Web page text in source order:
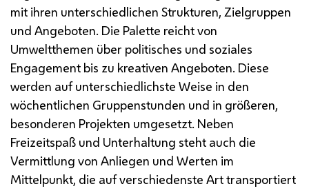
mit ihren unterschiedlichen Strukturen, Zielgruppen
und Angeboten. Die Palette reicht von
Umweltthemen über politisches und soziales
Engagement bis zu kreativen Angeboten. Diese
werden auf unterschiedlichste Weise in den
wöchentlichen Gruppenstunden und in größeren,
besonderen Projekten umgesetzt. Neben
Freizeitspaß und Unterhaltung steht auch die
Vermittlung von Anliegen und Werten im
Mittelpunkt, die auf verschiedenste Art transportiert